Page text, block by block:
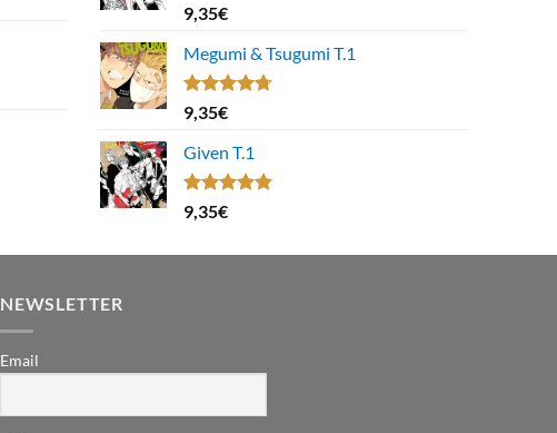
Note
4.00
5
9,35€
Megumi & Tsugumi T.1
Note4.67
sur 5
9,35€
Given T.1
Note5.00
sur 5
9,35€
NEWSLETTER
Email